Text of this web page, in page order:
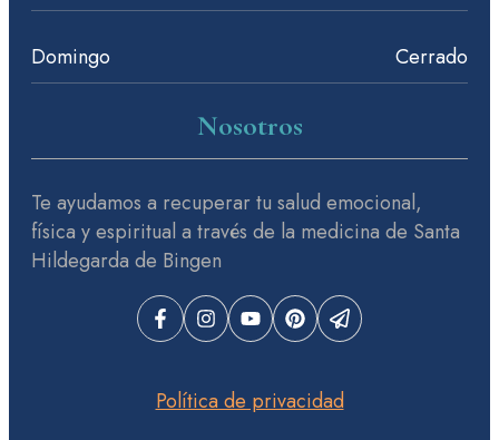
Nosotros
Te ayudamos a recuperar tu salud emocional,
física y espiritual a través de la medicina de Santa
Hildegarda de Bingen
Política de privacidad
Domingo Cerrado